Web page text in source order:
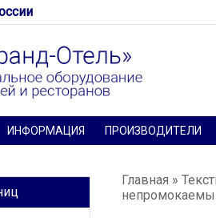
ИНФОРМАЦИЯ ПРОИЗВОДИТЕЛИ
Главная »